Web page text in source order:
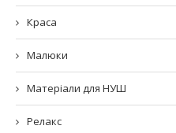
Краса
Малюки
Матеріали для НУШ
Релакс